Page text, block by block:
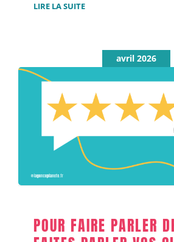
LIRE LA SUITE
avril 2026
POUR FAIRE PARLER DE
PARLER VOS
Communication corporate
POUR FAIRE PARLER